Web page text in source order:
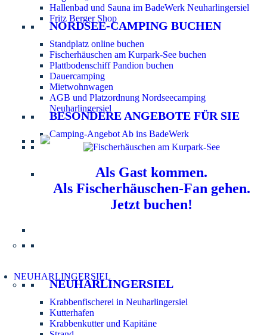
Hallenbad und Sauna im BadeWerk Neuharlingersiel
Fritz Berger Shop
NORDSEE-CAMPING BUCHEN
Standplatz online buchen
Fischerhäuschen am Kurpark-See buchen
Plattbodenschiff Pandion buchen
Dauercamping
Mietwohnwagen
AGB und Platzordnung Nordseecamping
Neuharlingersiel
BESONDERE ANGEBOTE FÜR SIE
Camping-Angebot Ab ins BadeWerk
Als Gast kommen.
Als Fischerhäuschen-Fan gehen.
Jetzt buchen!
NEUHARLINGERSIEL
NEUHARLINGERSIEL
Krabbenfischerei in Neuharlingersiel
Kutterhafen
Krabbenkutter und Kapitäne